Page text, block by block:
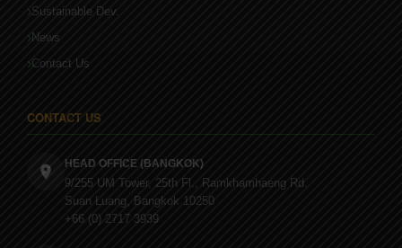
Sustainable Dev.
News
Contact Us
CONTACT US
HEAD OFFICE (BANGKOK)
9/255 UM Tower, 25th Fl., Ramkhamhaeng Rd.
Suan Luang, Bangkok 10250
+66 (0) 2717 3939